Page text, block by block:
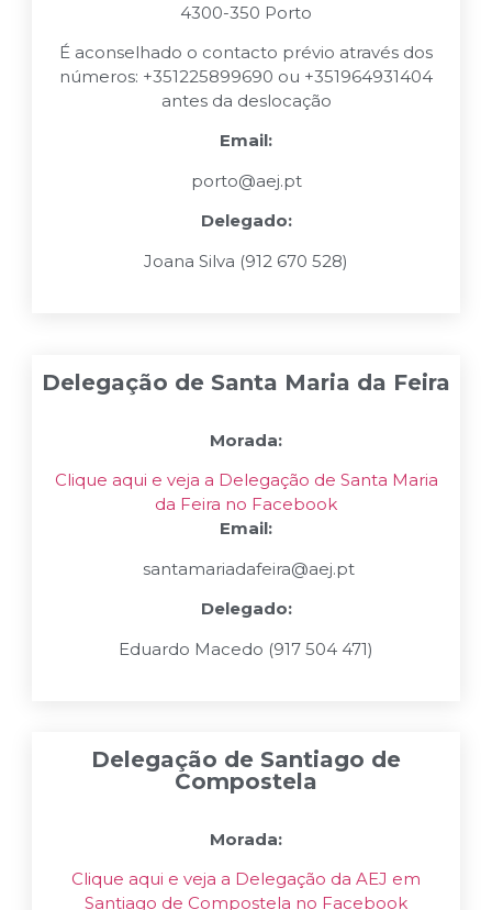
4300-350 Porto
É aconselhado o contacto prévio através dos
números: +351225899690 ou +351964931404
antes da deslocação
Email:
porto@aej.pt
Delegado:
Joana Silva (912 670 528)
Delegação de Santa Maria da Feira
Morada:
Clique aqui e veja a Delegação de Santa Maria
da Feira no Facebook
Email:
santamariadafeira@aej.pt
Delegado:
Eduardo Macedo (917 504 471)
Delegação de Santiago de
Compostela
Morada:
Clique aqui e veja a Delegação da AEJ em
Santiago de Compostela no Facebook